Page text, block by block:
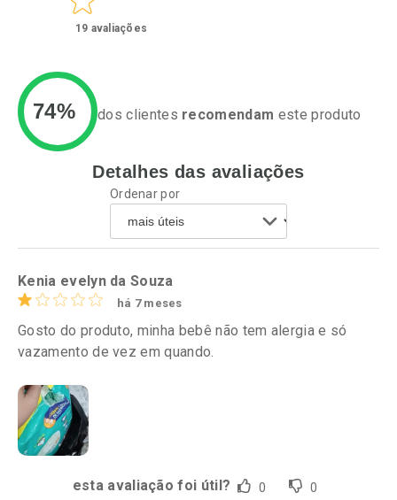
Ativar Desconto
Comprar sem Desconto
Por R$ 137,19/cada
Comprar sem Desconto
Por R$ 137,19/cada
Ativar Desconto
Comprar sem Desconto
Por R$ 146,90/cada
Por R$ 146,90/cada
19 avaliações
74% dos clientes recomendam este produto
Detalhes das avaliações
Ordenar por
Kenia evelyn da Souza
há 7 meses
Gosto do produto, minha bebê não tem alergia e só
vazamento de vez em quando.
esta avaliação foi útil? 0 0